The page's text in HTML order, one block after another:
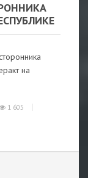
на
1 605